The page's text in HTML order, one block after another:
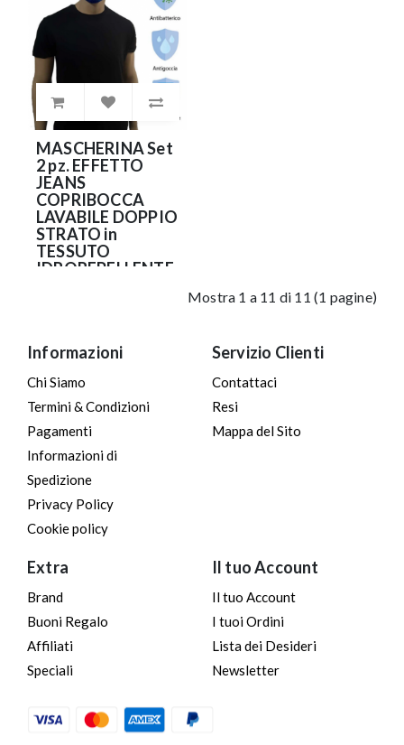
9.90€
MASCHERINA Set
2 pz. EFFETTO
JEANS
COPRIBOCCA
LAVABILE DOPPIO
STRATO in
TESSUTO
IDROREPELLENTE
9.90€
Mostra 1 a 11 di 11 (1 pagine)
Informazioni
Chi Siamo
Termini & Condizioni
Pagamenti
Informazioni di
Spedizione
Privacy Policy
Cookie policy
Servizio Clienti
Contattaci
Resi
Mappa del Sito
Extra
Brand
Buoni Regalo
Affiliati
Speciali
Il tuo Account
Il tuo Account
I tuoi Ordini
Lista dei Desideri
Newsletter